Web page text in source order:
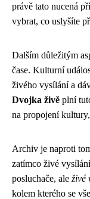
právě tato nucená
vybrat, co uslyšíte
Dalším důležitým
čase. Kulturní
živého vysílání a
Dvojka živě plní
na propojení
Archiv je naproti
zatímco živé
posluchače, ale živé
kolem kterého se